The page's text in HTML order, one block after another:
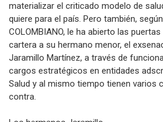
materializar el criticado modelo de
quiere para el país. Pero también,
COLOMBIANO, le ha abierto las
cartera a su hermano menor, el
Jaramillo Martínez, a través de
cargos estratégicos en entidades
Salud y al mismo tiempo tienen varios
contra.